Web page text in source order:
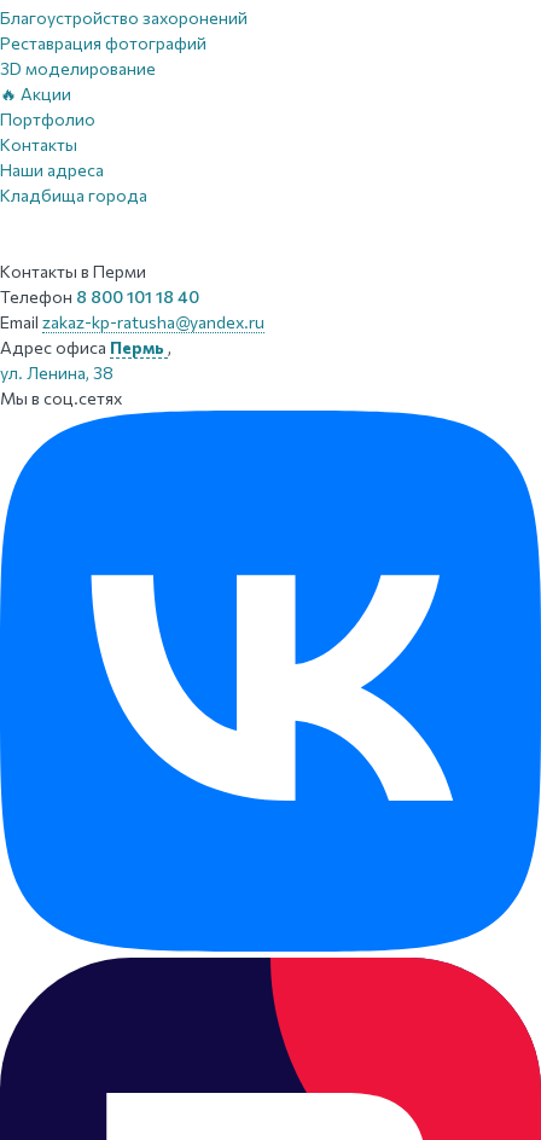
Благоустройство захоронений
Реставрация фотографий
3D моделирование
🔥 Акции
Портфолио
Контакты
Наши адреса
Кладбища города
Контакты в Перми
Телефон 8 800 101 18 40
Email zakaz-kp-ratusha@yandex.ru
Адрес офиса Пермь ,
ул. Ленина, 38
Мы в соц.сетях